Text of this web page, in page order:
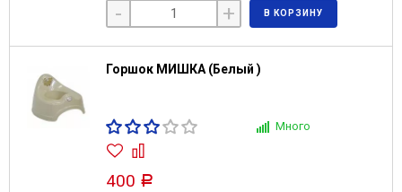
- + В КОРЗИНУ
Горшок МИШКА (Белый )
Много
400 Р